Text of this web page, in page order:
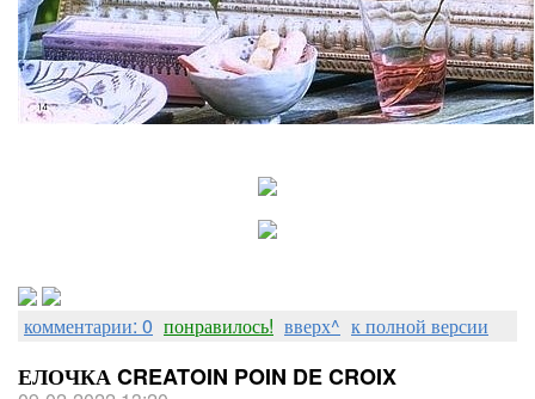
комментарии: 0 понравилось! вверх^ к полной версии
ЕЛОЧКА CREATOIN POIN DE CROIX